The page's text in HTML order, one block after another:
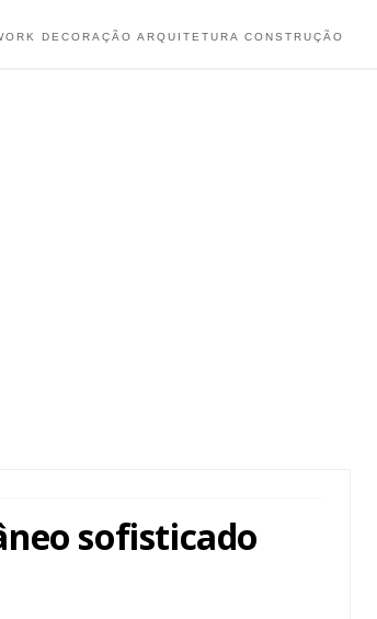
DECORAÇÃO ARQUITETURA CONSTRUÇÃO
sofisticado